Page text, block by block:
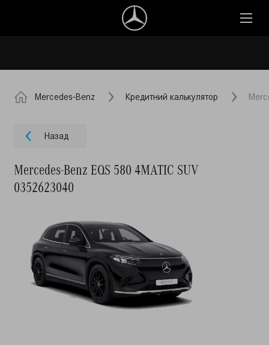
Mercedes-Benz Кредитний калькулятор
Назад
Mercedes-Benz EQS 580 4MATIC SUV
0352623040